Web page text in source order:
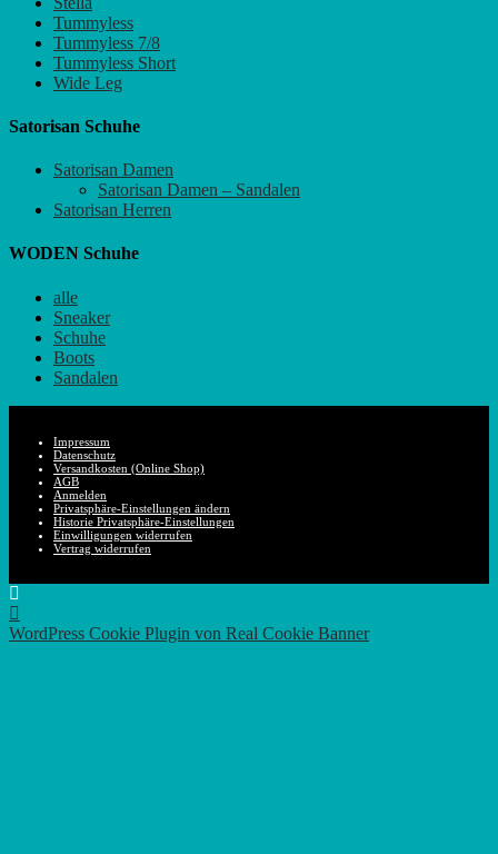
Tummyless
Tummyless 7/8
Tummyless Short
Wide Leg
Satorisan Schuhe
Satorisan Damen
Satorisan Damen – Sandalen
Satorisan Herren
WODEN Schuhe
alle
Sneaker
Schuhe
Boots
Sandalen
Impressum
Datenschutz
Versandkosten (Online Shop)
AGB
Anmelden
Privatsphäre-Einstellungen ändern
Historie Privatsphäre-Einstellungen
Einwilligungen widerrufen
Vertrag widerrufen
Nach
oben
WordPress Cookie Plugin von Real Cookie Banner